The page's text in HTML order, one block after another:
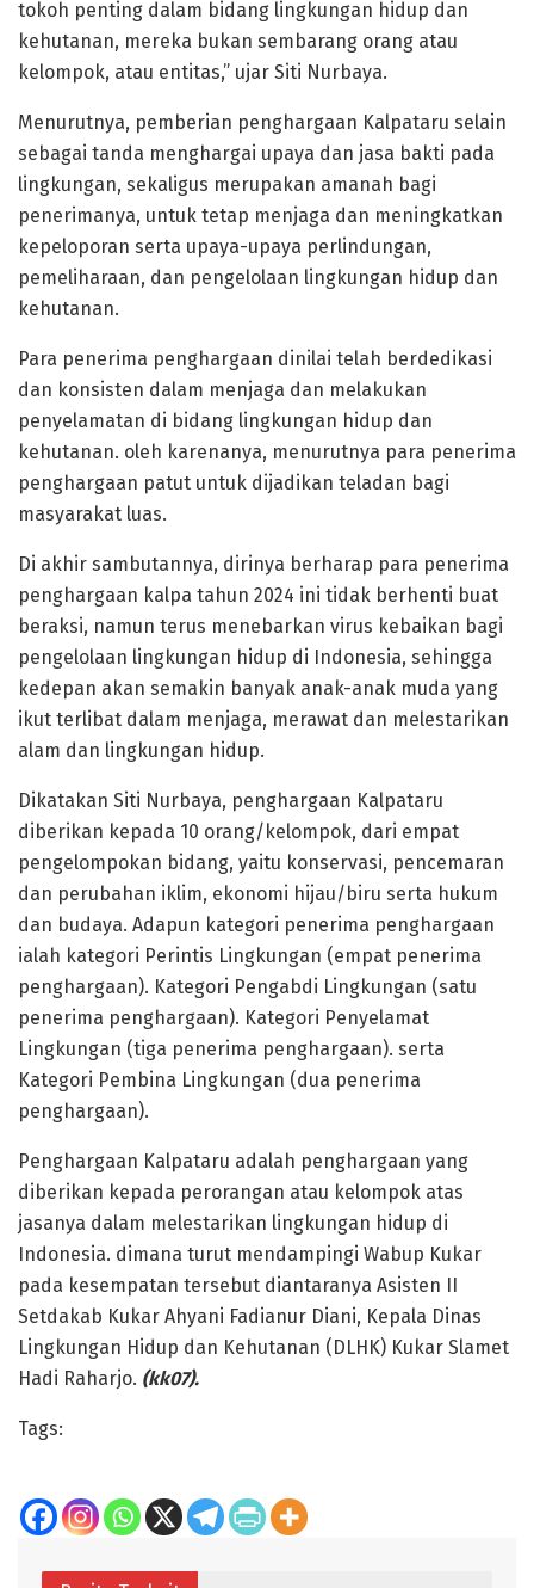
tokoh penting dalam bidang lingkungan hidup dan
kehutanan, mereka bukan sembarang orang atau
kelompok, atau entitas,” ujar Siti Nurbaya.
Menurutnya, pemberian penghargaan Kalpataru selain
sebagai tanda menghargai upaya dan jasa bakti pada
lingkungan, sekaligus merupakan amanah bagi
penerimanya, untuk tetap menjaga dan meningkatkan
kepeloporan serta upaya-upaya perlindungan,
pemeliharaan, dan pengelolaan lingkungan hidup dan
kehutanan.
Para penerima penghargaan dinilai telah berdedikasi
dan konsisten dalam menjaga dan melakukan
penyelamatan di bidang lingkungan hidup dan
kehutanan. oleh karenanya, menurutnya para penerima
penghargaan patut untuk dijadikan teladan bagi
masyarakat luas.
Di akhir sambutannya, dirinya berharap para penerima
penghargaan kalpa tahun 2024 ini tidak berhenti buat
beraksi, namun terus menebarkan virus kebaikan bagi
pengelolaan lingkungan hidup di Indonesia, sehingga
kedepan akan semakin banyak anak-anak muda yang
ikut terlibat dalam menjaga, merawat dan melestarikan
alam dan lingkungan hidup.
Dikatakan Siti Nurbaya, penghargaan Kalpataru
diberikan kepada 10 orang/kelompok, dari empat
pengelompokan bidang, yaitu konservasi, pencemaran
dan perubahan iklim, ekonomi hijau/biru serta hukum
dan budaya. Adapun kategori penerima penghargaan
ialah kategori Perintis Lingkungan (empat penerima
penghargaan). Kategori Pengabdi Lingkungan (satu
penerima penghargaan). Kategori Penyelamat
Lingkungan (tiga penerima penghargaan). serta
Kategori Pembina Lingkungan (dua penerima
penghargaan).
Penghargaan Kalpataru adalah penghargaan yang
diberikan kepada perorangan atau kelompok atas
jasanya dalam melestarikan lingkungan hidup di
Indonesia. dimana turut mendampingi Wabup Kukar
pada kesempatan tersebut diantaranya Asisten II
Setdakab Kukar Ahyani Fadianur Diani, Kepala Dinas
Lingkungan Hidup dan Kehutanan (DLHK) Kukar Slamet
Hadi Raharjo. (kk07).
Tags: